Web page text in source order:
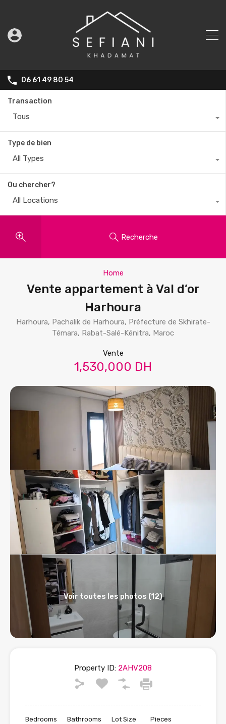
06 61 49 80 54
Transaction
Tous
Type de bien
All Types
Ou chercher?
All Locations
Recherche
Home
Vente appartement à Val d’or
Harhoura
Harhoura, Pachalik de Harhoura, Préfecture de Skhirate-
Témara, Rabat-Salé-Kénitra, Maroc
Vente
1,530,000 DH
Voir toutes les photos (12)
Property ID: 2AHV208
Bedrooms Bathrooms Lot Size Pieces